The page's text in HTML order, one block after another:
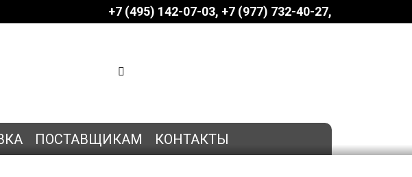
+7 (495) 142-07-03 ‎‎+7 (977) 732-40-27
ПОСТАВЩИКАМ КОНТАКТЫ